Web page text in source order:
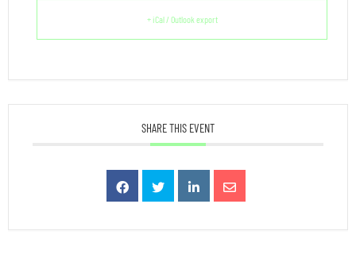
+ iCal / Outlook export
SHARE THIS EVENT